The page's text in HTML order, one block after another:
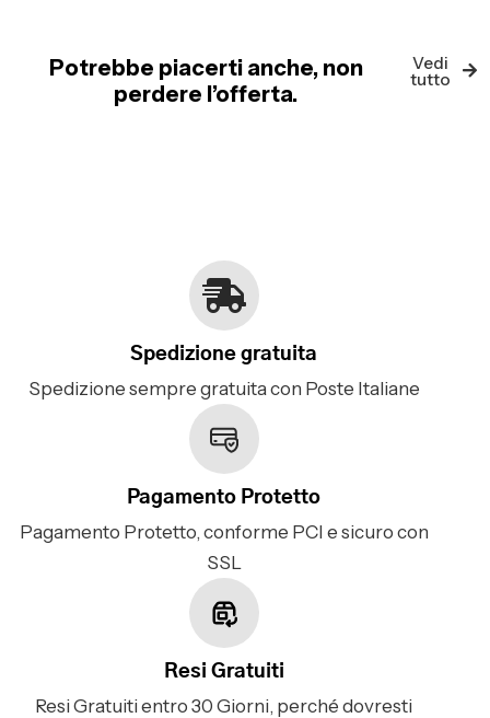
Potrebbe piacerti anche, non
perdere l’offerta.
Vedi
tutto
Spedizione gratuita
Spedizione sempre gratuita con Poste Italiane
Pagamento Protetto
Pagamento Protetto, conforme PCI e sicuro con
SSL
Resi Gratuiti
Resi Gratuiti entro 30 Giorni, perché dovresti